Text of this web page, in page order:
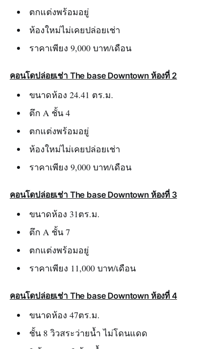
ตกแต่งพร้อมอยู่
ห้องใหม่ไม่เคยปล่อยเช่า
ราคาเพียง 9,000 บาท/เดือน
คอนโดปล่อยเช่า The base Downtown ห้องที่ 2
ขนาดห้อง 24.41 ตร.ม.
ตึก A ชั้น 4
ตกแต่งพร้อมอยู่
ห้องใหม่ไม่เคยปล่อยเช่า
ราคาเพียง 9,000 บาท/เดือน
คอนโดปล่อยเช่า The base Downtown ห้องที่ 3
ขนาดห้อง 31ตร.ม.
ตึก A ชั้น 7
ตกแต่งพร้อมอยู่
ราคาเพียง 11,000 บาท/เดือน
คอนโดปล่อยเช่า The base Downtown ห้องที่ 4
ขนาดห้อง 47ตร.ม.
ชั้น 8 วิวสระว่ายน้ำ ไม่โดนแดด